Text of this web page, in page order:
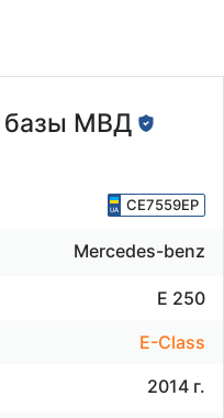
базы МВД
CE7559EP
Mercedes-benz
E 250
E-Class
2014 г.